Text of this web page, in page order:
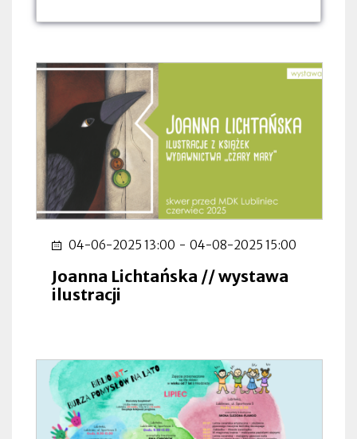
04-06-2025 13:00 - 04-08-2025 15:00
Joanna Lichtańska // wystawa
ilustracji